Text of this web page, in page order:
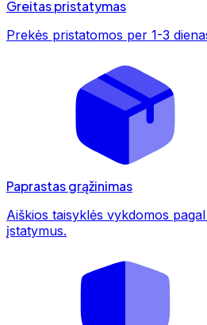
Greitas pristatymas
Prekės pristatomos per 1-3
Paprastas grąžinimas
Aiškios taisyklės vykdomos
įstatymus.